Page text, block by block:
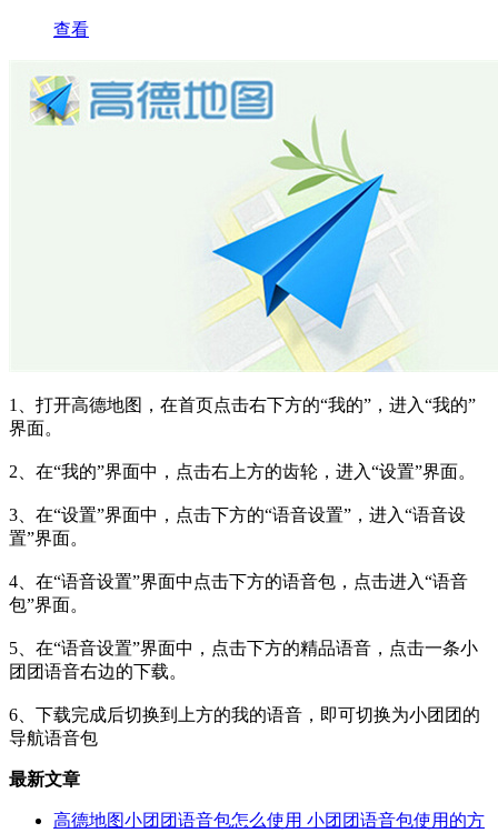
查看
1、打开高德地图，在首页点击右下方的“我的”，进入“我的”
界面。
2、在“我的”界面中，点击右上方的齿轮，进入“设置”界面。
3、在“设置”界面中，点击下方的“语音设置”，进入“语音设
置”界面。
4、在“语音设置”界面中点击下方的语音包，点击进入“语音
包”界面。
5、在“语音设置”界面中，点击下方的精品语音，点击一条小
团团语音右边的下载。
6、下载完成后切换到上方的我的语音，即可切换为小团团的
导航语音包
最新文章
高德地图小团团语音包怎么使用 小团团语音包使用的方